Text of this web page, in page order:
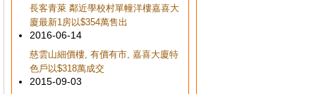
長客青萊 鄰近學校村單幢洋樓嘉喜大
廈最新1房以$354萬售出
2016-06-14
慈雲山細價樓, 有價有市, 嘉喜大廈特
色戶以$318萬成交
2015-09-03